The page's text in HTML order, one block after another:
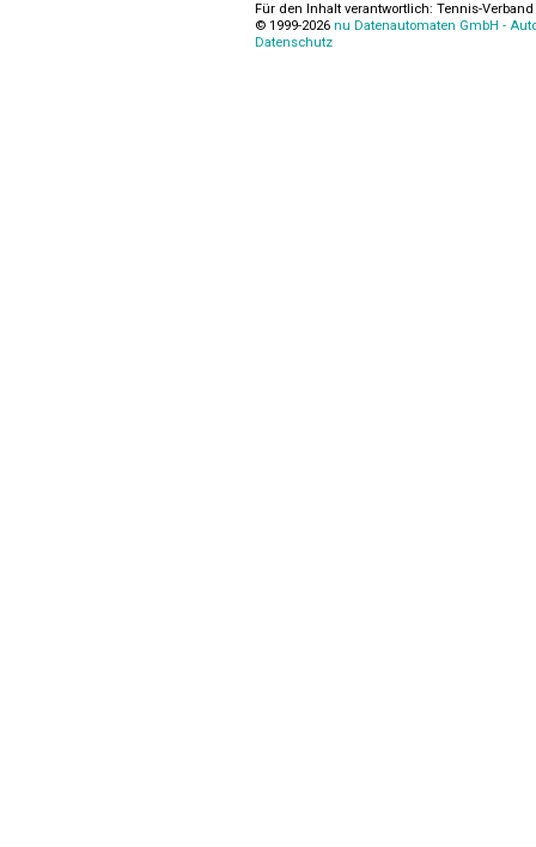
Für den Inhalt verantwortlich: Tennis-
© 1999-2026 nu Datenautomaten GmbH -
Datenschutz